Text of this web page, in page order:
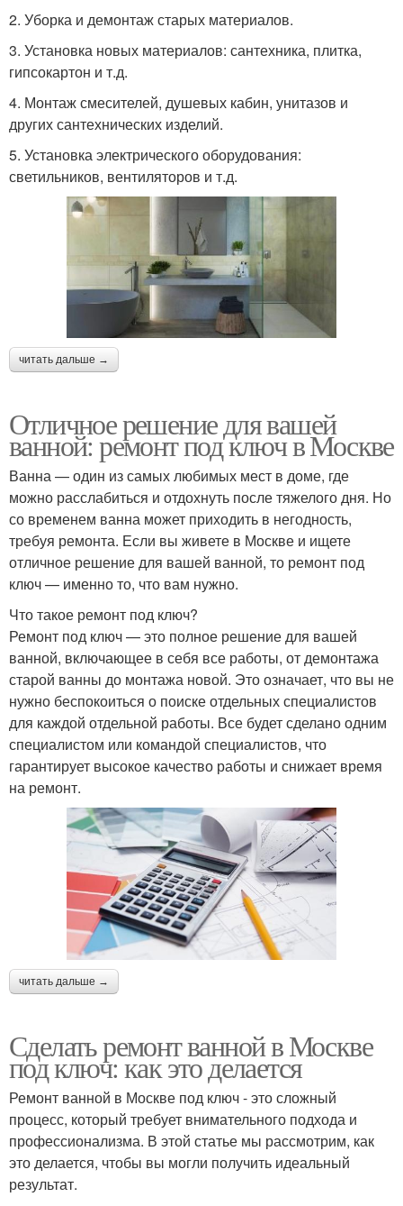
2. Уборка и демонтаж старых материалов.
3. Установка новых материалов: сантехника, плитка,
гипсокартон и т.д.
4. Монтаж смесителей, душевых кабин, унитазов и
других сантехнических изделий.
5. Установка электрического оборудования:
светильников, вентиляторов и т.д.
читать дальше →
Отличное решение для вашей
ванной: ремонт под ключ в Москве
Ванна — один из самых любимых мест в доме, где
можно расслабиться и отдохнуть после тяжелого дня. Но
со временем ванна может приходить в негодность,
требуя ремонта. Если вы живете в Москве и ищете
отличное решение для вашей ванной, то ремонт под
ключ — именно то, что вам нужно.
Что такое ремонт под ключ?
Ремонт под ключ — это полное решение для вашей
ванной, включающее в себя все работы, от демонтажа
старой ванны до монтажа новой. Это означает, что вы не
нужно беспокоиться о поиске отдельных специалистов
для каждой отдельной работы. Все будет сделано одним
специалистом или командой специалистов, что
гарантирует высокое качество работы и снижает время
на ремонт.
читать дальше →
Сделать ремонт ванной в Москве
под ключ: как это делается
Ремонт ванной в Москве под ключ - это сложный
процесс, который требует внимательного подхода и
профессионализма. В этой статье мы рассмотрим, как
это делается, чтобы вы могли получить идеальный
результат.